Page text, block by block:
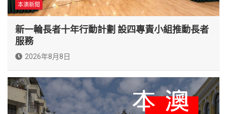
本澳新聞
新一輪長者十年行動計劃 設四專責小組推動長者
服務
2026年8月8日